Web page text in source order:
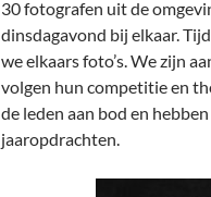
30 fotografen uit de
dinsdagavond bij elkaar.
we elkaars foto’s. We zijn
volgen hun competitie en
de leden aan bod en
jaaropdrachten.